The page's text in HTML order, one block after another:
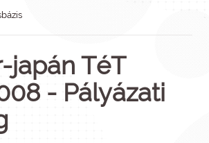
japán TéT
- Pályázati